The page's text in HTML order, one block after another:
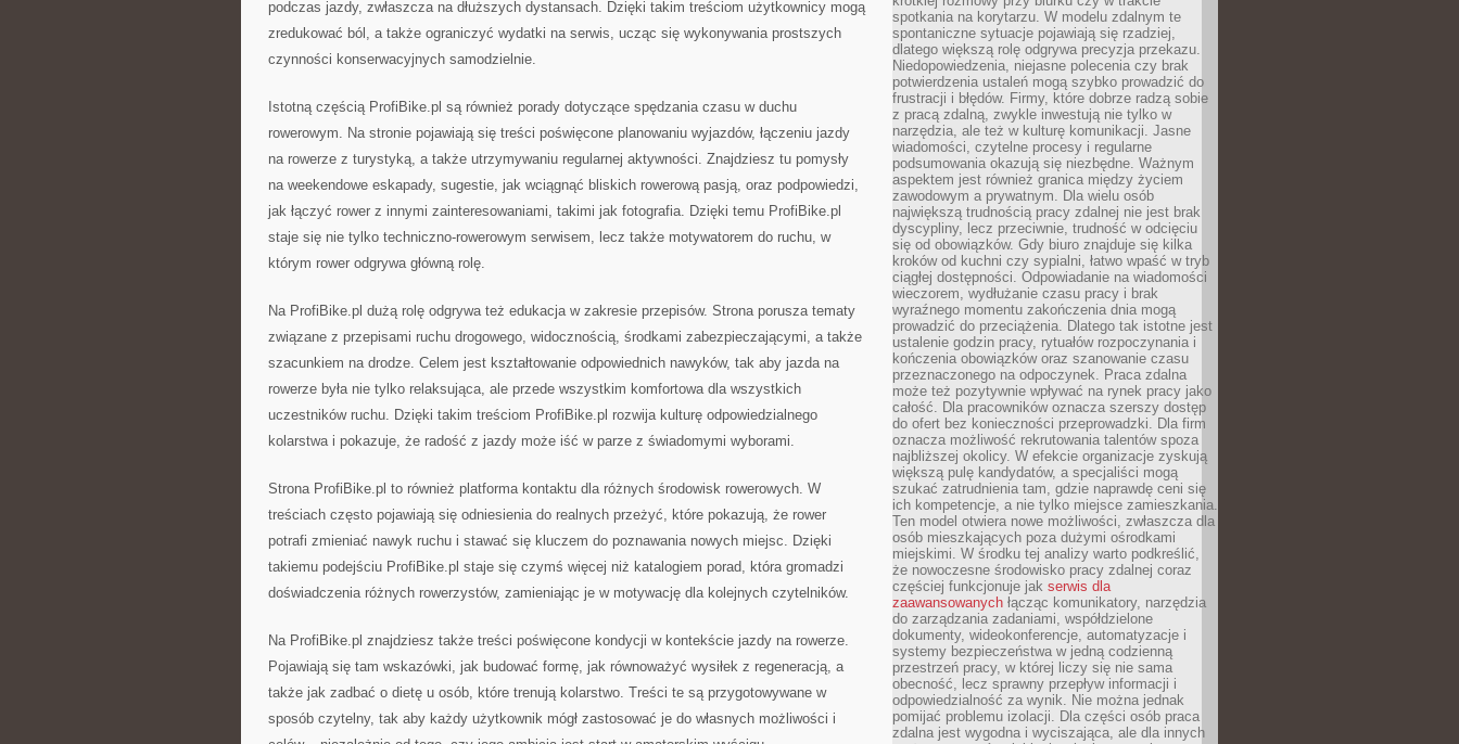
podczas jazdy, zwłaszcza na dłuższych dystansach. Dzięki takim treściom użytkownicy mogą
zredukować ból, a także ograniczyć wydatki na serwis, ucząc się wykonywania prostszych
czynności konserwacyjnych samodzielnie.
Istotną częścią ProfiBike.pl są również porady dotyczące spędzania czasu w duchu
rowerowym. Na stronie pojawiają się treści poświęcone planowaniu wyjazdów, łączeniu jazdy
na rowerze z turystyką, a także utrzymywaniu regularnej aktywności. Znajdziesz tu pomysły
na weekendowe eskapady, sugestie, jak wciągnąć bliskich rowerową pasją, oraz podpowiedzi,
jak łączyć rower z innymi zainteresowaniami, takimi jak fotografia. Dzięki temu ProfiBike.pl
staje się nie tylko techniczno-rowerowym serwisem, lecz także motywatorem do ruchu, w
którym rower odgrywa główną rolę.
Na ProfiBike.pl dużą rolę odgrywa też edukacja w zakresie przepisów. Strona porusza tematy
związane z przepisami ruchu drogowego, widocznością, środkami zabezpieczającymi, a także
szacunkiem na drodze. Celem jest kształtowanie odpowiednich nawyków, tak aby jazda na
rowerze była nie tylko relaksująca, ale przede wszystkim komfortowa dla wszystkich
uczestników ruchu. Dzięki takim treściom ProfiBike.pl rozwija kulturę odpowiedzialnego
kolarstwa i pokazuje, że radość z jazdy może iść w parze z świadomymi wyborami.
Strona ProfiBike.pl to również platforma kontaktu dla różnych środowisk rowerowych. W
treściach często pojawiają się odniesienia do realnych przeżyć, które pokazują, że rower
potrafi zmieniać nawyk ruchu i stawać się kluczem do poznawania nowych miejsc. Dzięki
takiemu podejściu ProfiBike.pl staje się czymś więcej niż katalogiem porad, która gromadzi
doświadczenia różnych rowerzystów, zamieniając je w motywację dla kolejnych czytelników.
Na ProfiBike.pl znajdziesz także treści poświęcone kondycji w kontekście jazdy na rowerze.
Pojawiają się tam wskazówki, jak budować formę, jak równoważyć wysiłek z regeneracją, a
także jak zadbać o dietę u osób, które trenują kolarstwo. Treści te są przygotowywane w
sposób czytelny, tak aby każdy użytkownik mógł zastosować je do własnych możliwości i
spotkania na korytarzu. W modelu zdalnym te
spontaniczne sytuacje pojawiają się rzadziej,
dlatego większą rolę odgrywa precyzja przekazu.
Niedopowiedzenia, niejasne polecenia czy brak
potwierdzenia ustaleń mogą szybko prowadzić do
frustracji i błędów. Firmy, które dobrze radzą sobie
z pracą zdalną, zwykle inwestują nie tylko w
narzędzia, ale też w kulturę komunikacji. Jasne
wiadomości, czytelne procesy i regularne
podsumowania okazują się niezbędne. Ważnym
aspektem jest również granica między życiem
zawodowym a prywatnym. Dla wielu osób
największą trudnością pracy zdalnej nie jest brak
dyscypliny, lecz przeciwnie, trudność w odcięciu
się od obowiązków. Gdy biuro znajduje się kilka
kroków od kuchni czy sypialni, łatwo wpaść w tryb
ciągłej dostępności. Odpowiadanie na wiadomości
wieczorem, wydłużanie czasu pracy i brak
wyraźnego momentu zakończenia dnia mogą
prowadzić do przeciążenia. Dlatego tak istotne jest
ustalenie godzin pracy, rytuałów rozpoczynania i
kończenia obowiązków oraz szanowanie czasu
przeznaczonego na odpoczynek. Praca zdalna
może też pozytywnie wpływać na rynek pracy jako
całość. Dla pracowników oznacza szerszy dostęp
do ofert bez konieczności przeprowadzki. Dla firm
oznacza możliwość rekrutowania talentów spoza
najbliższej okolicy. W efekcie organizacje zyskują
większą pulę kandydatów, a specjaliści mogą
szukać zatrudnienia tam, gdzie naprawdę ceni się
ich kompetencje, a nie tylko miejsce zamieszkania.
Ten model otwiera nowe możliwości, zwłaszcza dla
osób mieszkających poza dużymi ośrodkami
miejskimi. W środku tej analizy warto podkreślić,
że nowoczesne środowisko pracy zdalnej coraz
częściej funkcjonuje jak serwis dla
zaawansowanych łącząc komunikatory, narzędzia
do zarządzania zadaniami, współdzielone
dokumenty, wideokonferencje, automatyzacje i
systemy bezpieczeństwa w jedną codzienną
przestrzeń pracy, w której liczy się nie sama
obecność, lecz sprawny przepływ informacji i
odpowiedzialność za wynik. Nie można jednak
pomijać problemu izolacji. Dla części osób praca
zdalna jest wygodna i wyciszająca, ale dla innych